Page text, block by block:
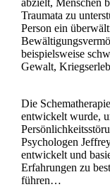
abzielt, Menschen
Traumata zu
Person ein
beispielsweise
Gewalt,
Die
entwickelt wurde,
Psychologen
entwickelt und
Erfahrungen zu
führen…